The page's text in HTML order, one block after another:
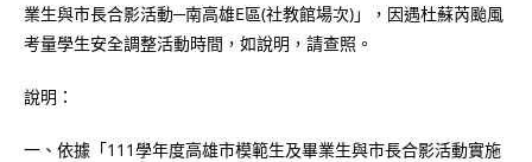
業生與市長合影活動─南高雄E區(社教館場次)」，因遇杜蘇芮颱風
考量學生安全調整活動時間，如說明，請查照。
說明：
一、依據「111學年度高雄市模範生及畢業生與市長合影活動實施